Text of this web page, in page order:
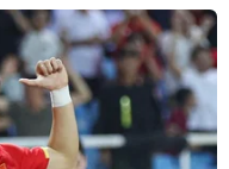
văn hóa ấp 3